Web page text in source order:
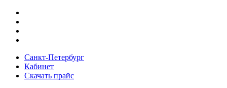
Санкт-Петербург
Кабинет
Скачать прайс